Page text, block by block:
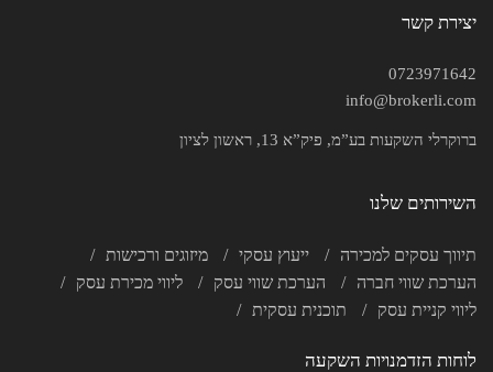
יצירת קשר
0723971642
info@brokerli.com
ברוקרלי השקעות בע”מ, פיק”א 13, ראשון לציון
השירותים שלנו
תיווך עסקים למכירה ייעוץ עסקי
מיזוגים ורכישות
הערכת שווי חברה
הערכת שווי עסק
ליווי מכירת עסק
ליווי קניית עסק
תוכנית עסקית
לוחות הזדמנויות השקעה